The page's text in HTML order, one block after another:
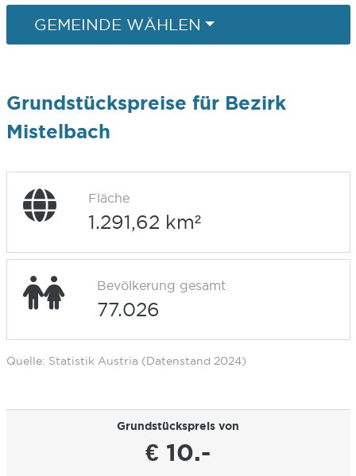
GEMEINDE WÄHLEN
Grundstückspreise für Bezirk
Mistelbach
Fläche
1.291,62 km²
Bevölkerung gesamt
77.026
Quelle: Statistik Austria (Datenstand 2024)
Grundstückspreis von
€ 10.-